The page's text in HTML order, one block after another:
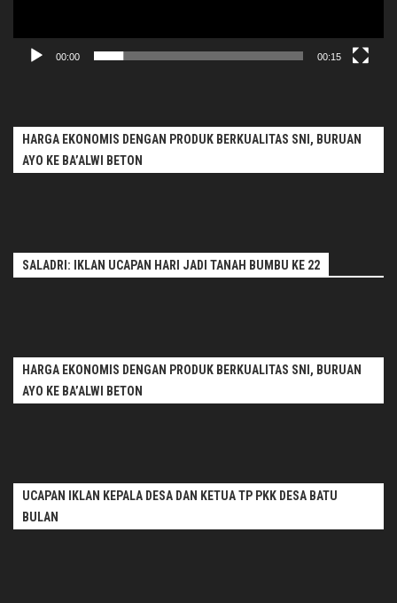
00:00 00:15
HARGA EKONOMIS DENGAN PRODUK BERKUALITAS SNI, BURUAN
AYO KE BA’ALWI BETON
SALADRI: IKLAN UCAPAN HARI JADI TANAH BUMBU KE 22
HARGA EKONOMIS DENGAN PRODUK BERKUALITAS SNI, BURUAN
AYO KE BA’ALWI BETON
UCAPAN IKLAN KEPALA DESA DAN KETUA TP PKK DESA BATU
BULAN